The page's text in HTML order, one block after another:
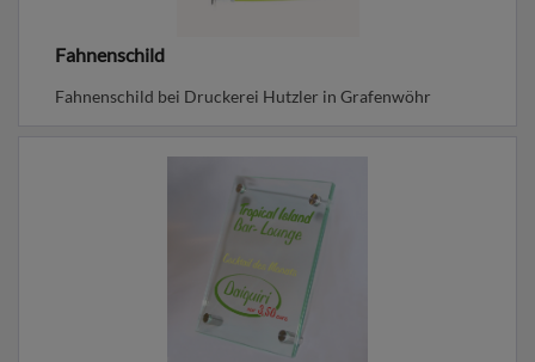
Fahnenschild
Fahnenschild bei Druckerei Hutzler in Grafenwöhr